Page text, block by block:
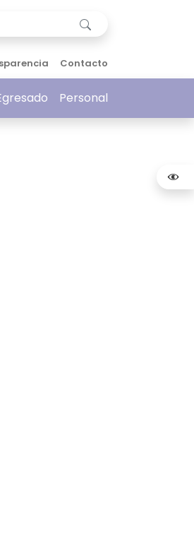
Contacto
Personal